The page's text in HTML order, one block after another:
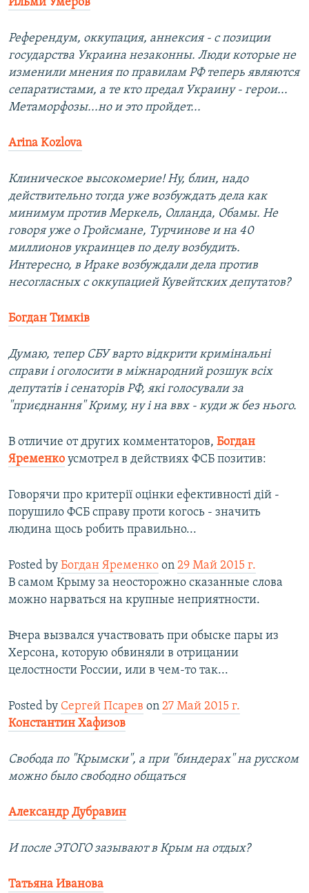
Ильми Умеров
Референдум, оккупация, аннексия - с позиции
государства Украина незаконны. Люди которые не
изменили мнения по правилам РФ теперь являются
сепаратистами, а те кто предал Украину - герои...
Метаморфозы...но и это пройдет...
Arina Kozlova
Клиническое высокомерие! Ну, блин, надо
действительно тогда уже возбуждать дела как
минимум против Меркель, Олланда, Обамы. Не
говоря уже о Гройсмане, Турчинове и на 40
миллионов украинцев по делу возбудить.
Интересно, в Ираке возбуждали дела против
несогласных с оккупацией Кувейтских депутатов?
Богдан Тимків
Думаю, тепер СБУ варто відкрити кримінальні
справи і оголосити в міжнародний розшук всіх
депутатів і сенаторів РФ, які голосували за
"приєднання" Криму, ну і на ввх - куди ж без нього.
В отличие от других комментаторов, Богдан
Яременко усмотрел в действиях ФСБ позитив:
Говорячи про критерії оцінки ефективності дій -
порушило ФСБ справу проти когось - значить
людина щось робить правильно...
Posted by Богдан Яременко on 29 Май 2015 г.
В самом Крыму за неосторожно сказанные слова
можно нарваться на крупные неприятности.
Вчера вызвался участвовать при обыске пары из
Херсона, которую обвиняли в отрицании
целостности России, или в чем-то так...
Posted by Сергей Псарев on 27 Май 2015 г.
Константин Хафизов
Свобода по "Крымски", а при "биндерах" на русском
можно было свободно общаться
Александр Дубравин
И после ЭТОГО зазывают в Крым на отдых?
Татьяна Иванова